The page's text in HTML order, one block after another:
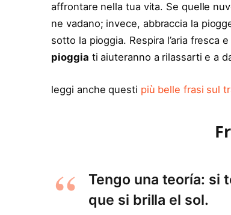
affrontare nella tua vita. Se quelle
ne vadano; invece, abbraccia la
sotto la pioggia. Respira l’aria fresca
pioggia ti aiuteranno a rilassarti e a
leggi anche questi più belle frasi sul
Tengo una teoría: si
que si brilla el sol.